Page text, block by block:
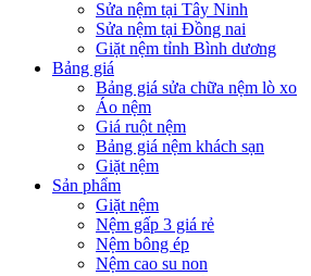
Sửa nệm tại Tây Ninh
Sửa nệm tại Đồng nai
Giặt nệm tỉnh Bình dương
Bảng giá
Bảng giá sửa chữa nệm lò xo
Áo nệm
Giá ruột nệm
Bảng giá nệm khách sạn
Giặt nệm
Sản phẩm
Giặt nệm
Nệm gấp 3 giá rẻ
Nệm bông ép
Nệm cao su non